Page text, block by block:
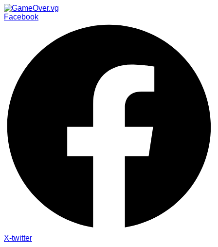
Facebook
X-twitter